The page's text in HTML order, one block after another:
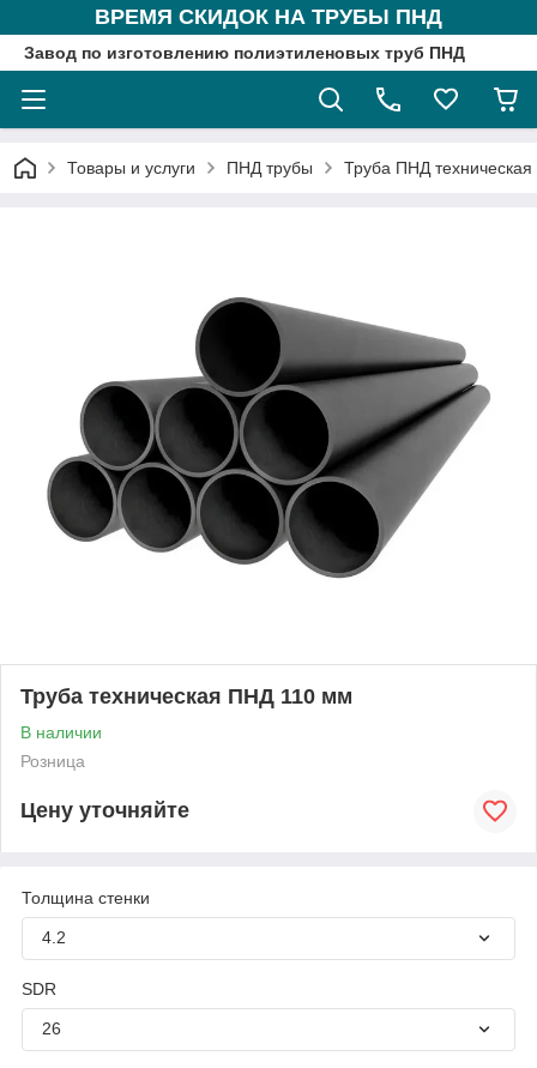
ВРЕМЯ СКИДОК НА ТРУБЫ ПНД
Завод по изготовлению полиэтиленовых труб ПНД
Товары и услуги ПНД трубы Труба ПНД техническая
Труба техническая ПНД 110 мм
В наличии
Розница
Цену уточняйте
Толщина стенки
4.2
SDR
26